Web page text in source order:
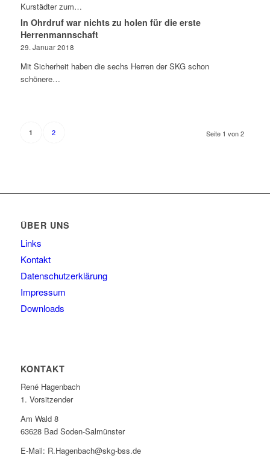
Kurstädter zum…
In Ohrdruf war nichts zu holen für die erste
Herrenmannschaft
29. Januar 2018
Mit Sicherheit haben die sechs Herren der SKG schon
schönere…
Seite 1 von 2
1 2
ÜBER UNS
Links
Kontakt
Datenschutzerklärung
Impressum
Downloads
KONTAKT
René Hagenbach
1. Vorsitzender
Am Wald 8
63628 Bad Soden-Salmünster
E-Mail: R.Hagenbach@skg-bss.de